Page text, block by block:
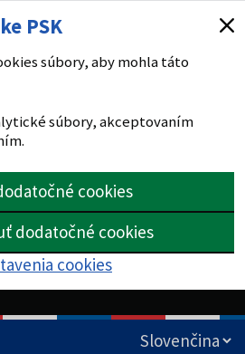
PSK
súbory, aby mohla táto
súbory, akceptovaním
cookies
dodatočné cookies
cookies